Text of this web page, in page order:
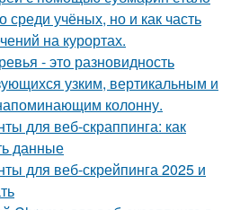
среди учёных, но и как часть
на курортах.
- это разновидность
узким, вертикальным и
колонну.
для веб-скраппинга: как
данные
для веб-скрейпинга 2025 и